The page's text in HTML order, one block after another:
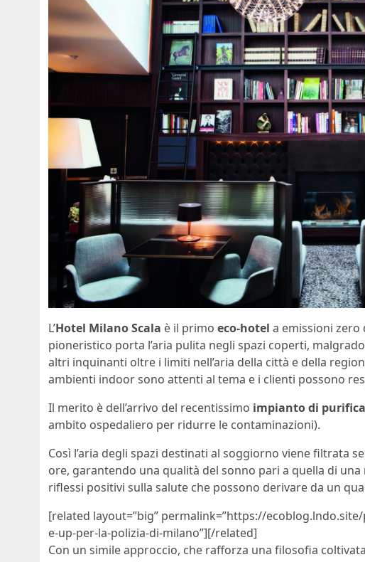
L’Hotel Milano Scala è il primo eco-hotel a emissioni
pioneristico porta l’aria pulita negli spazi coperti,
altri inquinanti oltre i limiti nell’aria della città e della
ambienti indoor sono attenti al tema e i clienti possono
Il merito è dell’arrivo del recentissimo impianto di
ambito ospedaliero per ridurre le contaminazioni).
Così l’aria degli spazi destinati al soggiorno viene filtrata
ore, garantendo una qualità del sonno pari a quella di
riflessi positivi sulla salute che possono derivare da un
[related layout=”big” permalink=”https://
e-up-per-la-polizia-di-milano”][/related]
Con un simile approccio, che rafforza una filosofia